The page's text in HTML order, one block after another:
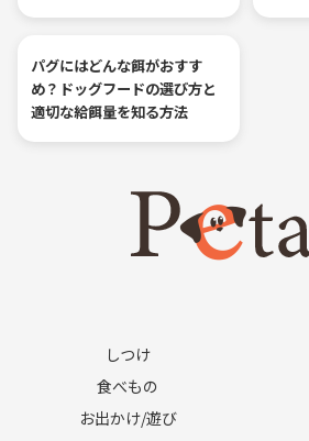
パグにはどんな餌がおすす
め？ドッグフードの選び方と
適切な給餌量を知る方法
しつけ
食べもの
お出かけ/遊び